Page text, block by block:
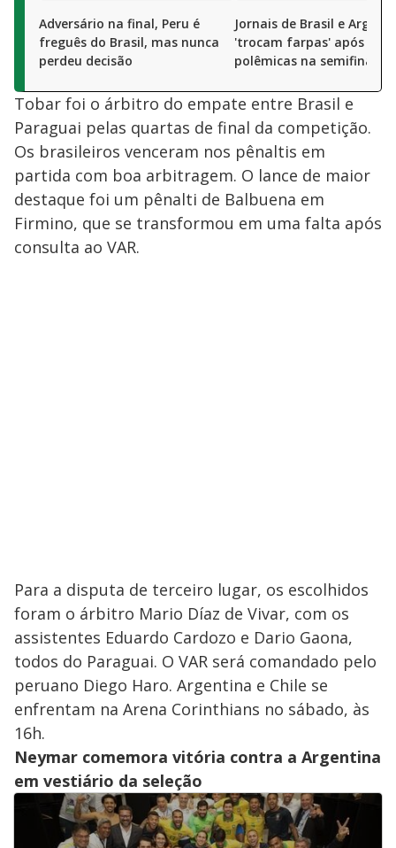
Adversário na final, Peru é
freguês do Brasil, mas nunca
perdeu decisão
Jornais de Brasil e
'trocam farpas' após
polêmicas na semifinal
Tobar foi o árbitro do empate entre Brasil e
Paraguai pelas quartas de final da competição.
Os brasileiros venceram nos pênaltis em
partida com boa arbitragem. O lance de maior
destaque foi um pênalti de Balbuena em
Firmino, que se transformou em uma falta após
consulta ao VAR.
Para a disputa de terceiro lugar, os escolhidos
foram o árbitro Mario Díaz de Vivar, com os
assistentes Eduardo Cardozo e Dario Gaona,
todos do Paraguai. O VAR será comandado pelo
peruano Diego Haro. Argentina e Chile se
enfrentam na Arena Corinthians no sábado, às
16h.
Neymar comemora vitória contra a Argentina
em vestiário da seleção